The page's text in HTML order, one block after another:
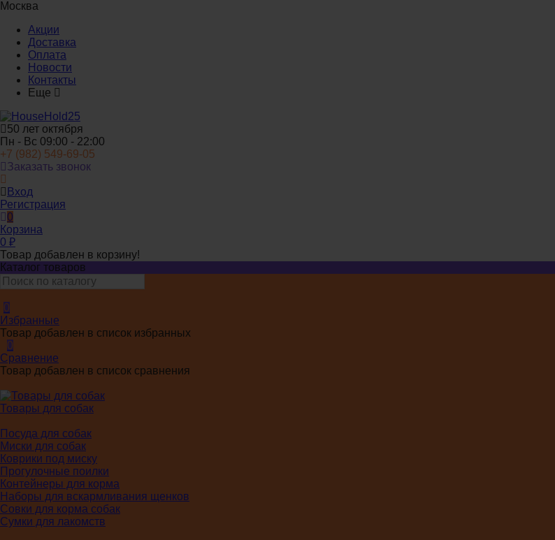
Москва
Акции
Доставка
Оплата
Новости
Контакты
Еще
50 лет октября
Пн - Вс 09:00 - 22:00
+7 (982) 549-69-05
Заказать звонок
Вход
Регистрация
0
Корзина
0 ₽
Товар добавлен в корзину!
Каталог товаров
0
Избранные
Товар добавлен в список избранных
0
Сравнение
Товар добавлен в список сравнения
Товары для собак
Посуда для собак
Миски для собак
Коврики под миску
Прогулочные поилки
Контейнеры для корма
Наборы для вскармливания щенков
Совки для корма собак
Сумки для лакомств